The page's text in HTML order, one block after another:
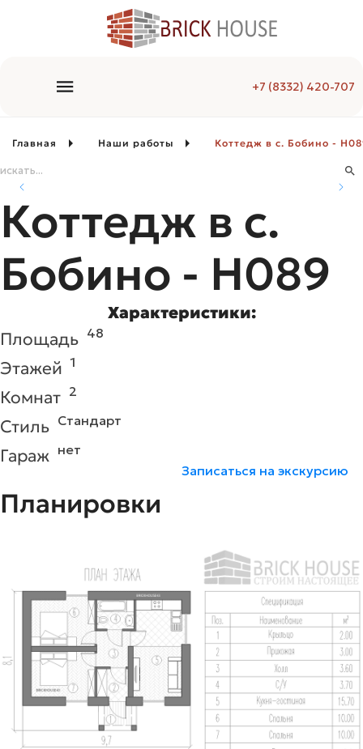
+7 (8332) 420-707
Главная Наши работы Коттедж в с. Бобино -
Коттедж в с.
Бобино - H089
Характеристики:
Площадь 48
Этажей 1
Комнат 2
Стиль Стандарт
Гараж нет
Записаться на экскурсию
Планировки